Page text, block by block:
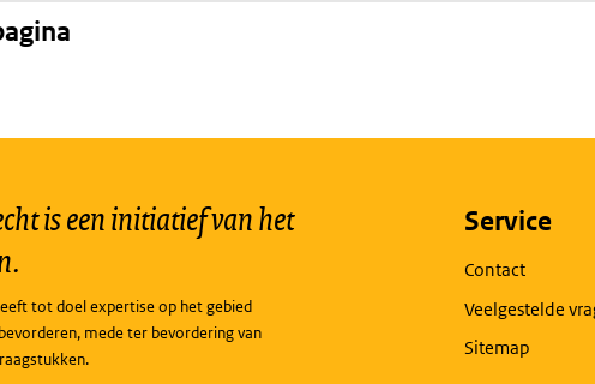
is een initiatief van het
tot doel expertise op het gebied
mede ter bevordering van
Service
Contact
Veelgestelde
Sitemap